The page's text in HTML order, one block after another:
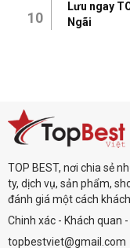
10
Lưu ngay
Ngãi
TOP BEST, nơi chia sẻ
ty, dịch vụ, sản phẩm,
đánh giá một cách
Chinh xác - Khách quan
topbestviet@gmail.com